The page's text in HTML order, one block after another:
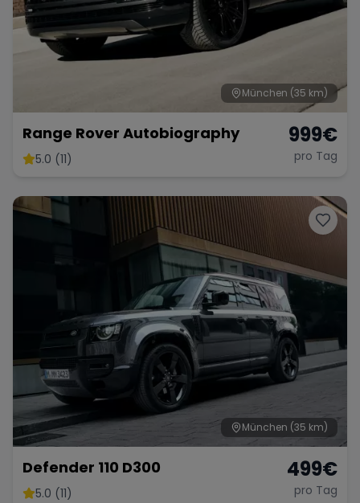
München (35 km)
Range Rover Autobiography
5.0 (11)
999€
pro Tag
München (35 km)
Defender 110 D300
5.0 (11)
499€
pro Tag